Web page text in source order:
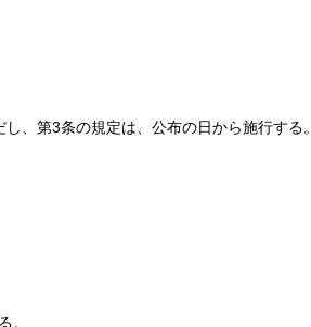
し、第3条の規定は、公布の日から施行する。
。